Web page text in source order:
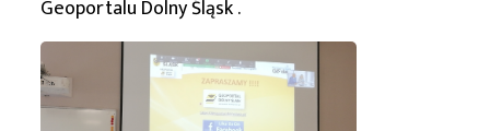
Geoportalu Dolny Śląsk.